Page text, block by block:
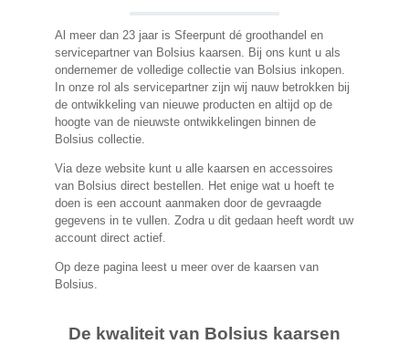
Al meer dan 23 jaar is Sfeerpunt dé groothandel en
servicepartner van Bolsius kaarsen. Bij ons kunt u als
ondernemer de volledige collectie van Bolsius inkopen.
In onze rol als servicepartner zijn wij nauw betrokken bij
de ontwikkeling van nieuwe producten en altijd op de
hoogte van de nieuwste ontwikkelingen binnen de
Bolsius collectie.
Via deze website kunt u alle kaarsen en accessoires
van Bolsius direct bestellen. Het enige wat u hoeft te
doen is een account aanmaken door de gevraagde
gegevens in te vullen. Zodra u dit gedaan heeft wordt uw
account direct actief.
Op deze pagina leest u meer over de kaarsen van
Bolsius.
De kwaliteit van Bolsius kaarsen